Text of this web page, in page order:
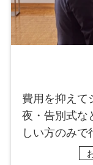
費用を抑えて
夜・告別式な
しい方のみで